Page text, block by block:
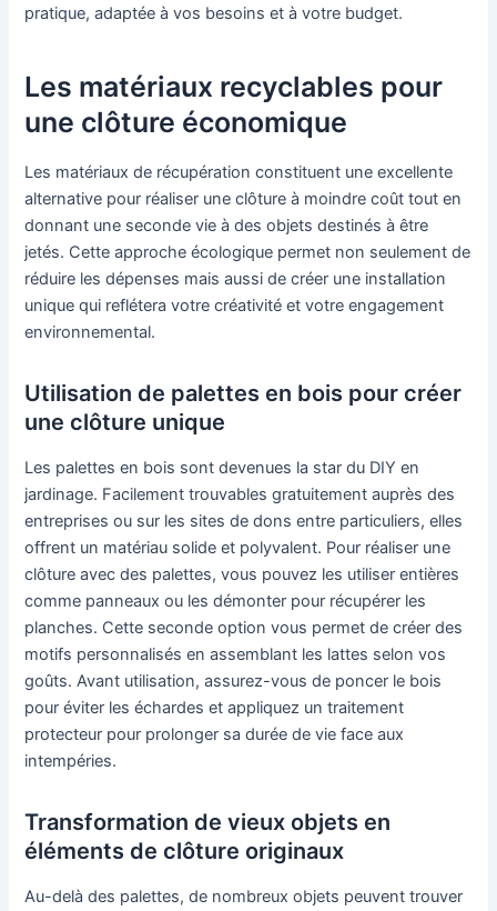
pratique, adaptée à vos besoins et à votre budget.
Les matériaux recyclables pour
une clôture économique
Les matériaux de récupération constituent une excellente
alternative pour réaliser une clôture à moindre coût tout en
donnant une seconde vie à des objets destinés à être
jetés. Cette approche écologique permet non seulement de
réduire les dépenses mais aussi de créer une installation
unique qui reflétera votre créativité et votre engagement
environnemental.
Utilisation de palettes en bois pour créer
une clôture unique
Les palettes en bois sont devenues la star du DIY en
jardinage. Facilement trouvables gratuitement auprès des
entreprises ou sur les sites de dons entre particuliers, elles
offrent un matériau solide et polyvalent. Pour réaliser une
clôture avec des palettes, vous pouvez les utiliser entières
comme panneaux ou les démonter pour récupérer les
planches. Cette seconde option vous permet de créer des
motifs personnalisés en assemblant les lattes selon vos
goûts. Avant utilisation, assurez-vous de poncer le bois
pour éviter les échardes et appliquez un traitement
protecteur pour prolonger sa durée de vie face aux
intempéries.
Transformation de vieux objets en
éléments de clôture originaux
Au-delà des palettes, de nombreux objets peuvent trouver